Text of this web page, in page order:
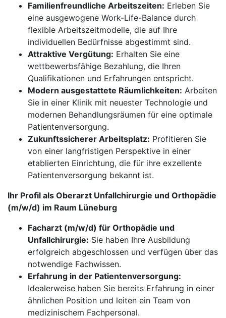
Familienfreundliche Arbeitszeiten: Erleben Sie
eine ausgewogene Work-Life-Balance durch
flexible Arbeitszeitmodelle, die auf Ihre
individuellen Bedürfnisse abgestimmt sind.
Attraktive Vergütung: Erhalten Sie eine
wettbewerbsfähige Bezahlung, die Ihren
Qualifikationen und Erfahrungen entspricht.
Modern ausgestattete Räumlichkeiten: Arbeiten
Sie in einer Klinik mit neuester Technologie und
modernen Behandlungsräumen für eine optimale
Patientenversorgung.
Zukunftssicherer Arbeitsplatz: Profitieren Sie
von einer langfristigen Perspektive in einer
etablierten Einrichtung, die für ihre exzellente
Patientenversorgung bekannt ist.
Ihr Profil als Oberarzt Unfallchirurgie und Orthopädie
(m/w/d) im Raum Lüneburg
Facharzt (m/w/d) für Orthopädie und
Unfallchirurgie: Sie haben Ihre Ausbildung
erfolgreich abgeschlossen und verfügen über das
notwendige Fachwissen.
Erfahrung in der Patientenversorgung:
Idealerweise haben Sie bereits Erfahrung in einer
ähnlichen Position und leiten ein Team von
medizinischem Fachpersonal.